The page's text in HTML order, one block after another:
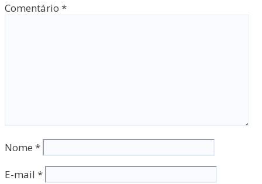
Comentário *
Nome *
E-mail *